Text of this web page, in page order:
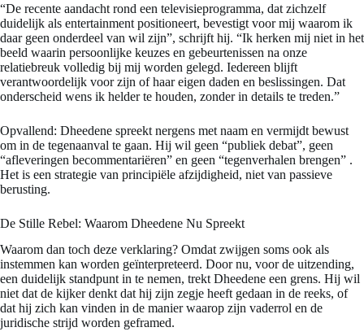
“De recente aandacht rond een televisieprogramma, dat zichzelf
duidelijk als entertainment positioneert, bevestigt voor mij waarom ik
daar geen onderdeel van wil zijn”, schrijft hij. “Ik herken mij niet in het
beeld waarin persoonlijke keuzes en gebeurtenissen na onze
relatiebreuk volledig bij mij worden gelegd. Iedereen blijft
verantwoordelijk voor zijn of haar eigen daden en beslissingen. Dat
onderscheid wens ik helder te houden, zonder in details te treden.”
Opvallend: Dheedene spreekt nergens met naam en vermijdt bewust
om in de tegenaanval te gaan. Hij wil geen “publiek debat”, geen
“afleveringen becommentariëren” en geen “tegenverhalen brengen” .
Het is een strategie van principiële afzijdigheid, niet van passieve
berusting.
De Stille Rebel: Waarom Dheedene Nu Spreekt
Waarom dan toch deze verklaring? Omdat zwijgen soms ook als
instemmen kan worden geïnterpreteerd. Door nu, voor de uitzending,
een duidelijk standpunt in te nemen, trekt Dheedene een grens. Hij wil
niet dat de kijker denkt dat hij zijn zegje heeft gedaan in de reeks, of
dat hij zich kan vinden in de manier waarop zijn vaderrol en de
juridische strijd worden geframed.